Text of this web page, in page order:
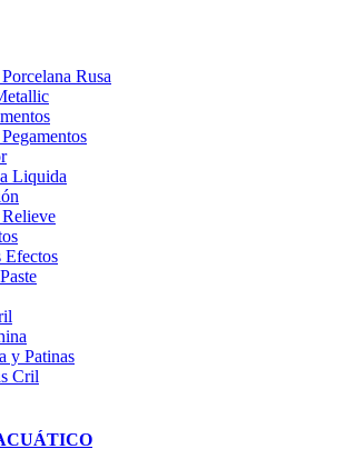
Rusa
Liquida
Efectos
y Patinas
Cril